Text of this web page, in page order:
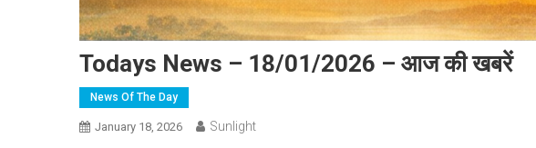
Todays News – 18/01/2026 – आज की खबरें
News Of The Day
January 18, 2026 Sunlight